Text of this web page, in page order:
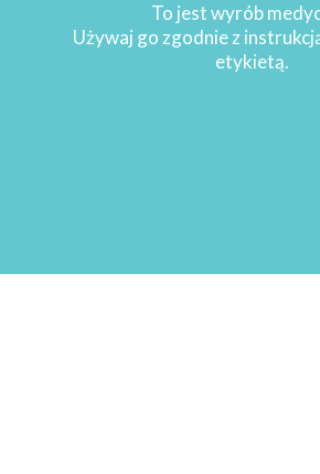
zastrzeżone
To jest wyrób
Używaj go zgodnie z
etykietą.